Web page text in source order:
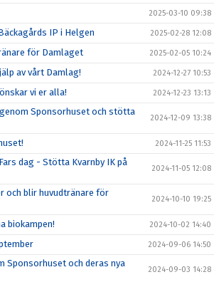
2025-03-10 09:38
IP i Helgen 2025-02-28 12:08
för Damlaget 2025-02-05 10:24
av vårt Damlag! 2024-12-27 10:53
vi er alla! 2024-12-23 13:13
Sponsorhuset och stötta
2024-12-09 13:38
2024-11-25 11:53
dag - Stötta Kvarnby IK på
2024-11-05 12:08
och blir huvudtränare för
2024-10-10 19:25
biokampen! 2024-10-02 14:40
2024-09-06 14:50
Sponsorhuset och deras nya
2024-09-03 14:28